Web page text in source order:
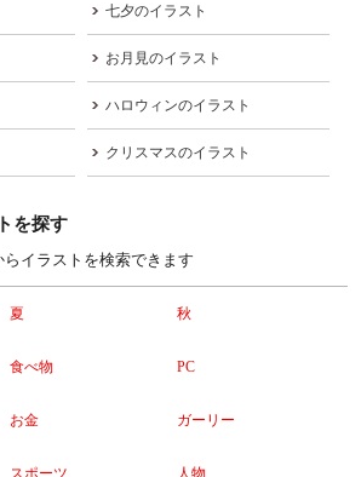
七夕のイラスト
お月見のイラスト
ハロウィンのイラスト
クリスマスのイラスト
を探す
イラストを検索できます
夏 秋
食べ物 PC
お金 ガーリー
スポーツ 人物